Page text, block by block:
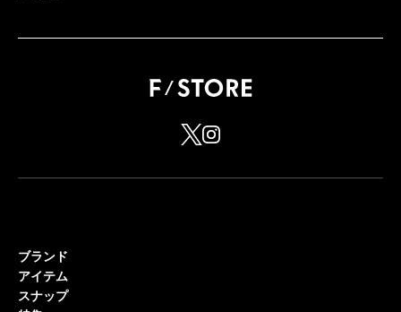
ブランド
アイテム
スナップ